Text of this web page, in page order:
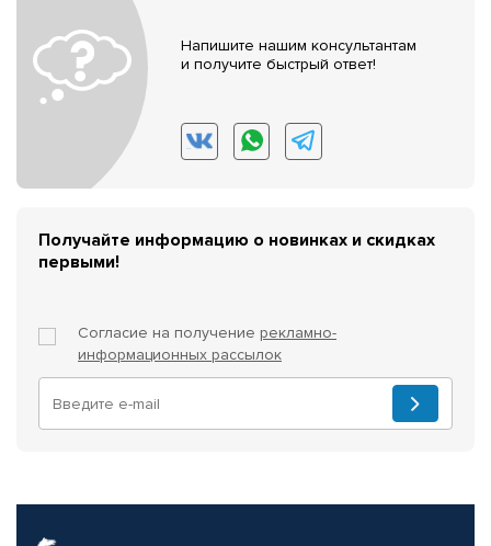
Напишите нашим консультантам
и получите быстрый ответ!
Получайте информацию о новинках и скидках
первыми!
Согласие на получение рекламно-
информационных рассылок